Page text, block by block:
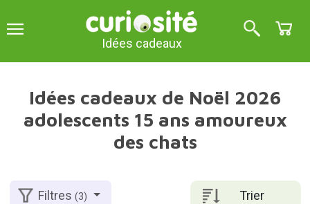
Idées cadeaux
Idées cadeaux de Noël 2026
adolescents 15 ans amoureux
des chats
Trier
Filtres(3)